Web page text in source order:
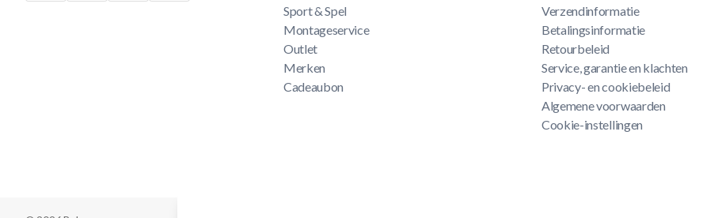
Sport & Spel
Montageservice
Outlet
Merken
Cadeaubon
Verzendinformatie
Betalingsinformatie
Retourbeleid
Service, garantie en klachten
Privacy- en cookiebeleid
Algemene voorwaarden
Cookie-instellingen